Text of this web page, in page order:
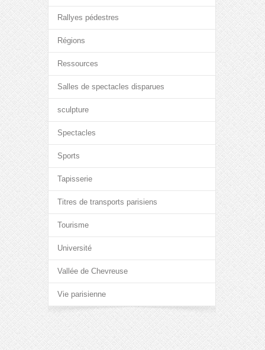
Rallyes pédestres
Régions
Ressources
Salles de spectacles disparues
sculpture
Spectacles
Sports
Tapisserie
Titres de transports parisiens
Tourisme
Université
Vallée de Chevreuse
Vie parisienne